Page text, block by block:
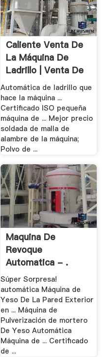
Caliente Venta De
La Máquina De
Ladrillo | Venta De
...
Automática de ladrillo que
hace la máquina ...
Certificado ISO pequeña
máquina de ... Mejor precio
soldada de malla de
alambre de la máquina;
Polvo de ...
Maquina De
Revoque
Automatica - .
Súper Sorpresa!
automática Máquina de
Yeso De La Pared Exterior
en ... Máquina de
Pulverización de mortero
De Yeso Automática
Máquina de ... Certificado
de ...